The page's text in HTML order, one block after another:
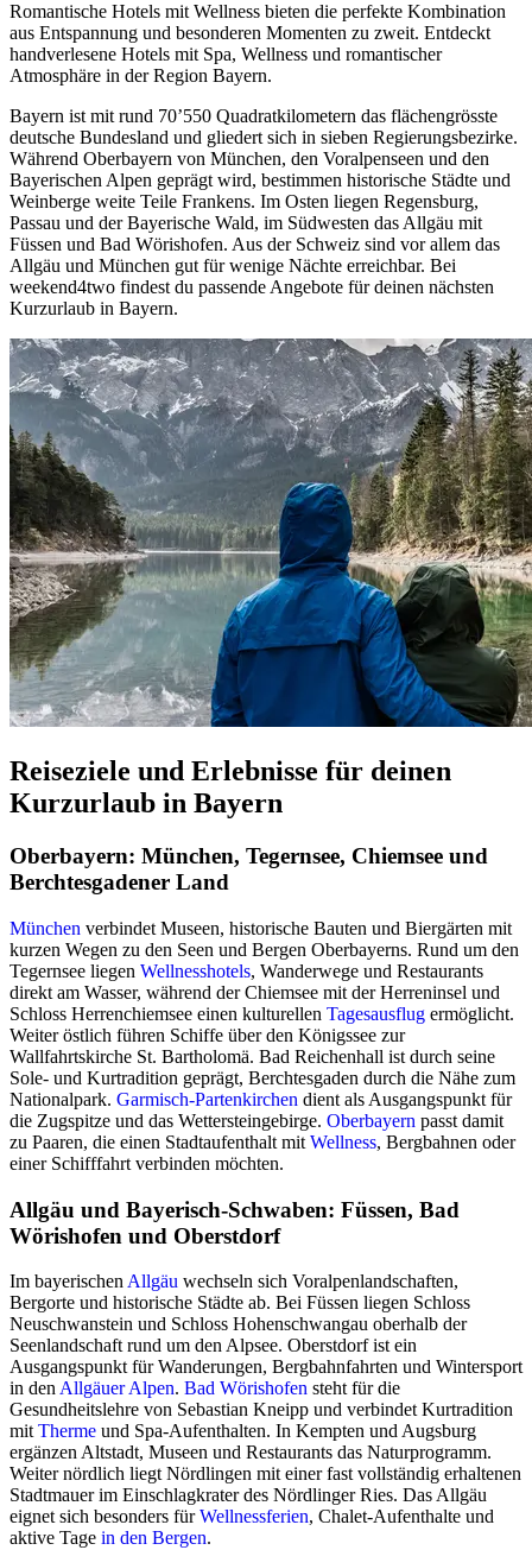
Romantische Hotels mit Wellness bieten die perfekte Kombination
aus Entspannung und besonderen Momenten zu zweit. Entdeckt
handverlesene Hotels mit Spa, Wellness und romantischer
Atmosphäre in der Region Bayern.
Bayern ist mit rund 70’550 Quadratkilometern das flächengrösste
deutsche Bundesland und gliedert sich in sieben Regierungsbezirke.
Während Oberbayern von München, den Voralpenseen und den
Bayerischen Alpen geprägt wird, bestimmen historische Städte und
Weinberge weite Teile Frankens. Im Osten liegen Regensburg,
Passau und der Bayerische Wald, im Südwesten das Allgäu mit
Füssen und Bad Wörishofen. Aus der Schweiz sind vor allem das
Allgäu und München gut für wenige Nächte erreichbar. Bei
weekend4two findest du passende Angebote für deinen nächsten
Kurzurlaub in Bayern.
Reiseziele und Erlebnisse für deinen
Kurzurlaub in Bayern
Oberbayern: München, Tegernsee, Chiemsee und
Berchtesgadener Land
München verbindet Museen, historische Bauten und Biergärten mit
kurzen Wegen zu den Seen und Bergen Oberbayerns. Rund um den
Tegernsee liegen Wellnesshotels, Wanderwege und Restaurants
direkt am Wasser, während der Chiemsee mit der Herreninsel und
Schloss Herrenchiemsee einen kulturellen Tagesausflug ermöglicht.
Weiter östlich führen Schiffe über den Königssee zur
Wallfahrtskirche St. Bartholomä. Bad Reichenhall ist durch seine
Sole- und Kurtradition geprägt, Berchtesgaden durch die Nähe zum
Nationalpark. Garmisch-Partenkirchen dient als Ausgangspunkt für
die Zugspitze und das Wettersteingebirge. Oberbayern passt damit
zu Paaren, die einen Stadtaufenthalt mit Wellness, Bergbahnen oder
einer Schifffahrt verbinden möchten.
Allgäu und Bayerisch-Schwaben: Füssen, Bad
Wörishofen und Oberstdorf
Im bayerischen Allgäu wechseln sich Voralpenlandschaften,
Bergorte und historische Städte ab. Bei Füssen liegen Schloss
Neuschwanstein und Schloss Hohenschwangau oberhalb der
Seenlandschaft rund um den Alpsee. Oberstdorf ist ein
Ausgangspunkt für Wanderungen, Bergbahnfahrten und Wintersport
in den Allgäuer Alpen. Bad Wörishofen steht für die
Gesundheitslehre von Sebastian Kneipp und verbindet Kurtradition
mit Therme und Spa-Aufenthalten. In Kempten und Augsburg
ergänzen Altstadt, Museen und Restaurants das Naturprogramm.
Weiter nördlich liegt Nördlingen mit einer fast vollständig erhaltenen
Stadtmauer im Einschlagkrater des Nördlinger Ries. Das Allgäu
eignet sich besonders fürWellnessferien, Chalet-Aufenthalte und
aktive Tage in den Bergen.